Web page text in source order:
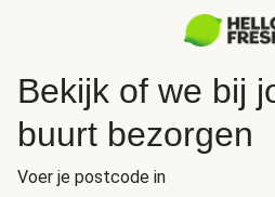
Bekijk of we bij
buurt bezorgen
Voer je postcode in